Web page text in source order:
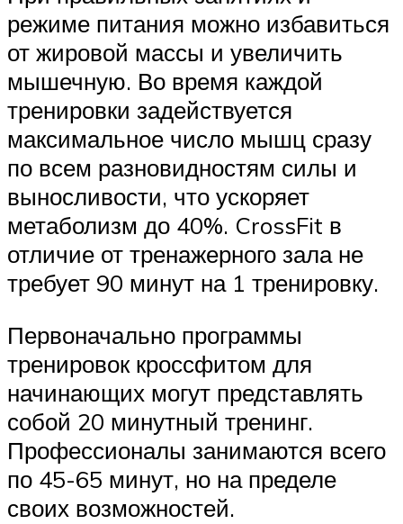
режиме питания можно избавиться
от жировой массы и увеличить
мышечную. Во время каждой
тренировки задействуется
максимальное число мышц сразу
по всем разновидностям силы и
выносливости, что ускоряет
метаболизм до 40%. CrossFit в
отличие от тренажерного зала не
требует 90 минут на 1 тренировку.
Первоначально программы
тренировок кроссфитом для
начинающих могут представлять
собой 20 минутный тренинг.
Профессионалы занимаются всего
по 45-65 минут, но на пределе
своих возможностей.